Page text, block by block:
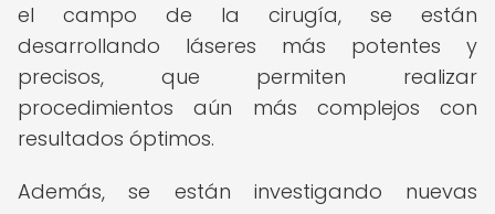
el campo de la cirugía, se están
desarrollando láseres más potentes y
precisos, que permiten realizar
procedimientos aún más complejos con
resultados óptimos.
Además, se están investigando nuevas